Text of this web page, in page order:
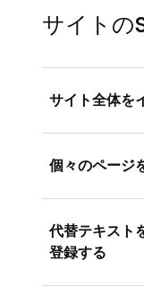
サイトの
サイト全体を
のホームペー
ビジネス ]
す。
個々のページ
の各ページの
代替テキスト
登録する